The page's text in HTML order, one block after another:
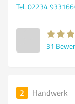
Tel. 02234
31
2 Handwerk